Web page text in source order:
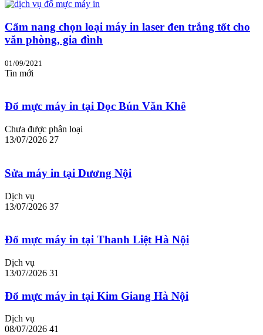
Cẩm nang chọn loại máy in laser đen trắng tốt cho
văn phòng, gia đình
01/09/2021
Tin mới
Đổ mực máy in tại Dọc Bún Văn Khê
Chưa được phân loại
13/07/2026 27
Sửa máy in tại Dương Nội
Dịch vụ
13/07/2026 37
Đổ mực máy in tại Thanh Liệt Hà Nội
Dịch vụ
13/07/2026 31
Đổ mực máy in tại Kim Giang Hà Nội
Dịch vụ
08/07/2026 41